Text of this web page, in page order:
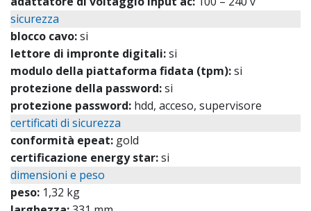
sicurezza
blocco cavo:si
lettore di impronte digitali:si
modulo della piattaforma fidata (tpm):si
protezione della password:si
protezione password: hdd, acceso, supervisore
certificati di sicurezza
conformità epeat: gold
certificazione energy star:si
dimensioni e peso
peso: 1,32 kg